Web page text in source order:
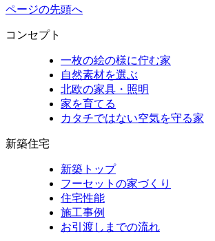
ページの先頭へ
コンセプト
一枚の絵の様に佇む家
自然素材を選ぶ
北欧の家具・照明
家を育てる
カタチではない空気を守る家
新築住宅
新築トップ
フーセットの家づくり
住宅性能
施工事例
お引渡しまでの流れ